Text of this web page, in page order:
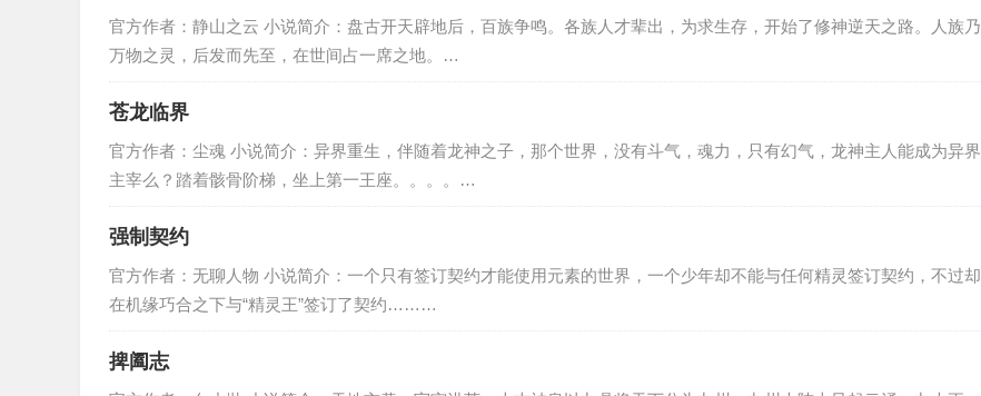
官方作者：静山之云 小说简介：盘古开天辟地后，百族争鸣。各族人才辈出，为求生存，开始了修神逆天之路。人族乃
万物之灵，后发而先至，在世间占一席之地。…
苍龙临界
官方作者：尘魂 小说简介：异界重生，伴随着龙神之子，那个世界，没有斗气，魂力，只有幻气，龙神主人能成为异界
主宰么？踏着骸骨阶梯，坐上第一王座。。。。…
强制契约
官方作者：无聊人物 小说简介：一个只有签订契约才能使用元素的世界，一个少年却不能与任何精灵签订契约，不过却
在机缘巧合之下与“精灵王”签订了契约………
捭阖志